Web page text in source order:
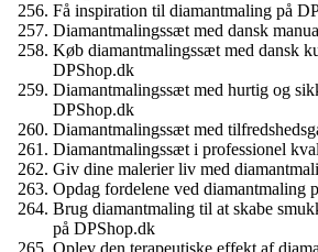
Få inspiration til diamantmaling på
Diamantmalingssæt med dansk
Køb diamantmalingssæt med dansk
DPShop.dk
Diamantmalingssæt med hurtig og
DPShop.dk
Diamantmalingssæt med
Diamantmalingssæt i professionel
Giv dine malerier liv med
Opdag fordelene ved diamantmaling
Brug diamantmaling til at skabe
på DPShop.dk
Oplev den terapeutiske effekt af